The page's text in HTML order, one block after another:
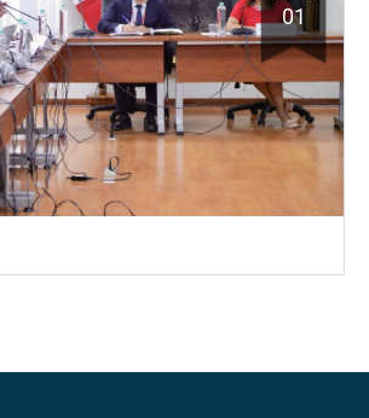
01